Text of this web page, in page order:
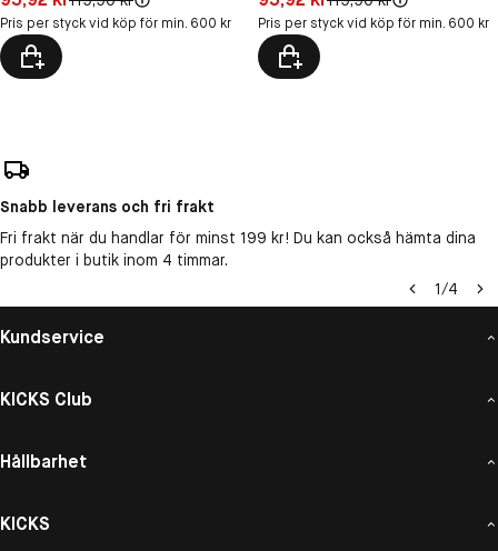
Pris per styck vid köp för min. 600 kr Pris per styck vid köp för min. 600 kr
Snabb leverans och fri frakt
Fri frakt när du handlar för minst 199 kr! Du kan också hämta dina
produkter i butik inom 4 timmar.
1/4
Kundservice
KICKS Club
Hållbarhet
KICKS